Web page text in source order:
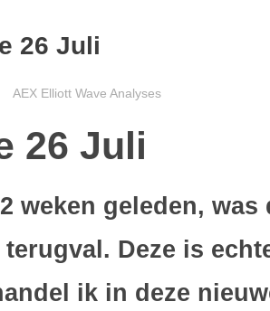
26 Juli
AEX Elliott Wave Analyses
26 Juli
weken geleden,
Deze is
ik in deze